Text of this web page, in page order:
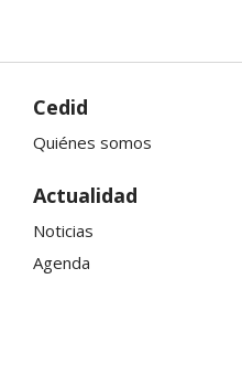
Cedid
Quiénes somos
Actualidad
Noticias
Agenda